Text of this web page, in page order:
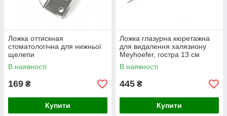
Ложка оттискная
стоматологічна для нижньої
щелепи
В наявності
169 ₴
Купити
Ложка глазурна кюретажна
для видалення халязиону
Meyhoefer, гостра 13 см
В наявності
445 ₴
Купити